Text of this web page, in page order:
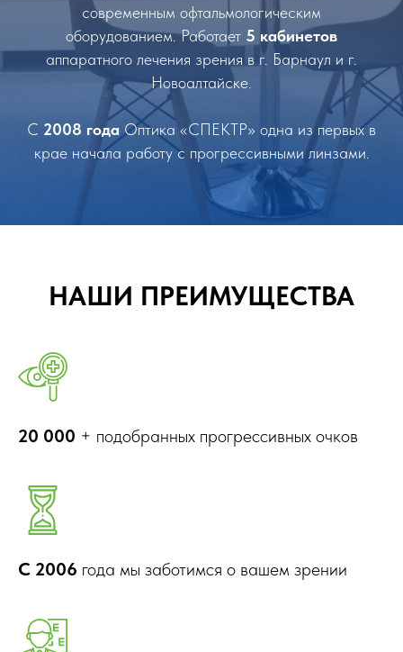
современным офтальмологическим
оборудованием. Работает 5 кабинетов
аппаратного лечения зрения в г. Барнаул и г.
Новоалтайске.
С 2008 годаОптика «СПЕКТР» одна из первых в
крае начала работу с прогрессивными линзами.
НАШИ ПРЕИМУЩЕСТВА
20 000 + подобранных прогрессивных очков
С 2006 года мы заботимся о вашем зрении